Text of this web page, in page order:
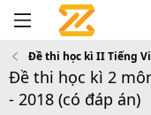
Đề thi học kì II Tiếng
Đề thi học kì 2
- 2018 (có đáp án)